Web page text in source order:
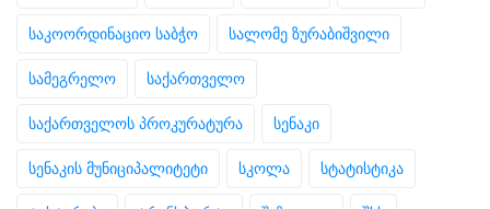
საკოორდინაციო საბჭო სალომე ზურაბიშვილი
სამეგრელო საქართველო
საქართველოს პროკურატურა სენაკი
სენაკის მუნიციპალიტეტი სკოლა სტატისტიკა